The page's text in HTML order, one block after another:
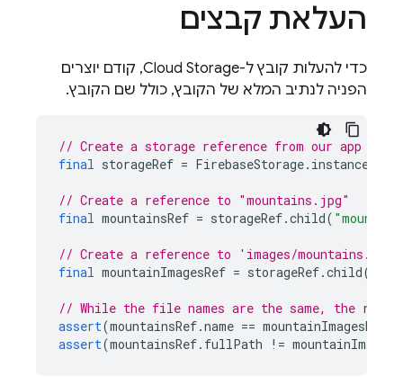
העלאת קבצים
כדי להעלות קובץ ל-Cloud Storage, קודם יוצרים
הפניה לנתיב המלא של הקובץ, כולל שם הקובץ.
// Create a storage reference from our app
final storageRef = FirebaseStorage. instance
// Create a reference to "mountains.jpg"
final mountainsRef = storageRef.child(
// Create a reference to 'images/mountains.jpg'
final mountainImagesRef = storageRef.child(
// While the file names are the same, the
assert(mountainsRef.name == mountainImagesRef
assert(mountainsRef. fullPath !=